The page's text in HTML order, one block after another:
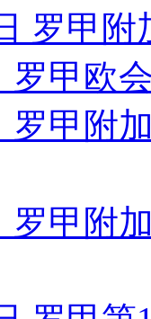
罗甲
罗甲欧
罗甲附
罗甲附